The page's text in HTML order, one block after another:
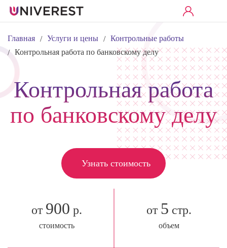
Главная / Услуги и цены / Контрольные работы
/ Контрольная работа по банковскому делу
Контрольная работа
по банковскому делу
Узнать стоимость
от 900 р.
стоимость
от 5 стр.
объем